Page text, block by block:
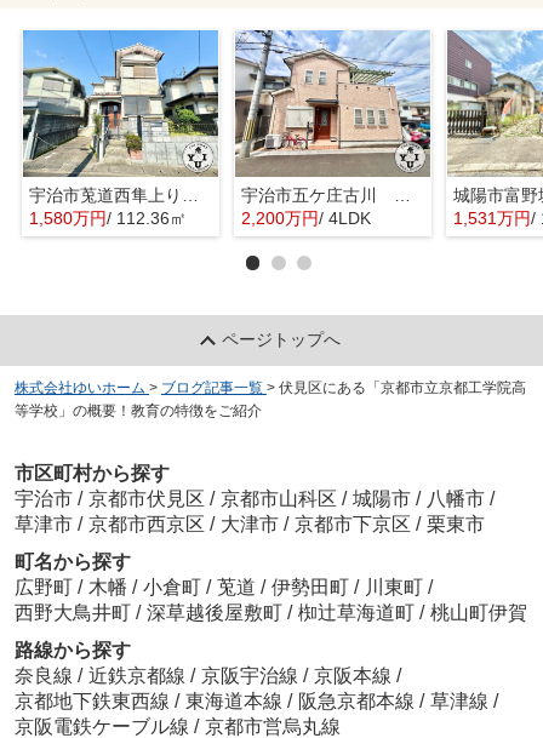
1,580万円/ 112.36㎡
2,200万円/ 4LDK
城陽市富
1,531万円/
ページトップへ
株式会社ゆいホーム > ブログ記事一覧 > 伏見区にある「京都市立京都工学院高
等学校」の概要！教育の特徴をご紹介
市区町村から探す
宇治市 / 京都市伏見区 / 京都市山科区 / 城陽市 / 八幡市 /
草津市 / 京都市西京区 / 大津市 / 京都市下京区 / 栗東市
町名から探す
広野町 / 木幡 / 小倉町 / 莵道 / 伊勢田町 / 川東町 /
西野大鳥井町 / 深草越後屋敷町 / 椥辻草海道町 / 桃山町伊賀
路線から探す
奈良線 / 近鉄京都線 / 京阪宇治線 / 京阪本線 /
京都地下鉄東西線 / 東海道本線 / 阪急京都本線 / 草津線 /
京阪電鉄ケーブル線 / 京都市営烏丸線